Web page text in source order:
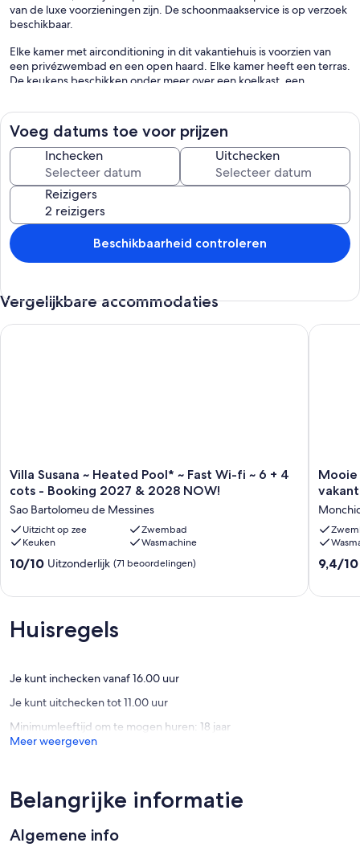
van de luxe voorzieningen zijn. De schoonmaakservice is op verzoek
beschikbaar.
Elke kamer met airconditioning in dit vakantiehuis is voorzien van
een privézwembad en een open haard. Elke kamer heeft een terras.
De keukens beschikken onder meer over een koelkast, een
badkamer is voorzien van een douche en een haardroger.
Gasten kunnen gratis gebruik maken van wifi. Elke televisie heeft
een dvd-speler. Ook heeft elke kamer een
koffiezetapparaat/waterkoker en een strijkplank/strijkijzer. Een
schoonmaakservice is op verzoek beschikbaar.
Recreatieve voorzieningen van dit vakantiehuis bestaan onder
andere uit een buitenzwembad.
De onderstaande recreatieve activiteiten vind je ter plaatse of in de
directe omgeving. Mogelijk zijn toeslagen van toepassing.
Voeg datums toe voor prijzen
Inchecken Uitchecken
Reizigers
Beschikbaarheid controleren
Vergelijkbare accommodaties
Villa
Susana
Heated
Pool*
~
Fast
Wi-
+
-
2027
2028
NOW!
de
Messines
Villa Susana ~ Heated Pool* ~ Fast Wi-fi ~ 6 + 4
cots - Booking 2027 & 2028 NOW!
Sao Bartolomeu de Messines
Uitzicht op zee
Zwembad
Keuken
Wasmachine
10.0
(71
beoordelingen)
10/10 Uitzonderlijk (71 beoordelingen)
Villa Susana ~ Heated Pool* ~ Fast Wi-fi ~ 6 + 4 cots -
Mooie
villa,
voor
een
met
Mooie
9.4
9,4/10
Mooie
Huisregels
Je kunt inchecken vanaf 16.00 uur
Je kunt uitchecken tot 11.00 uur
Minimumleeftijd om te mogen huren: 18 jaar
Meer weergeven
Belangrijke informatie
Algemene info